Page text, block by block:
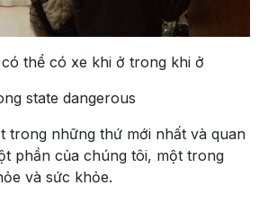
thể có xe khi ở trong khi ở
state dangerous
trong những thứ mới nhất và quan
phần của chúng tôi, một trong
và sức khỏe.